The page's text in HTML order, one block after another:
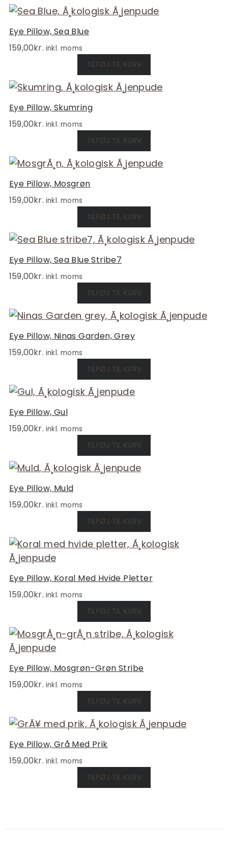
Eye Pillow, Sea Blue
159,00kr. inkl. moms
TILFØJ TIL KURV
Eye Pillow, Skumring
159,00kr. inkl. moms
TILFØJ TIL KURV
Eye Pillow, Mosgrøn
159,00kr. inkl. moms
TILFØJ TIL KURV
Eye Pillow, Sea Blue Stribe7
159,00kr. inkl. moms
TILFØJ TIL KURV
Eye Pillow, Ninas Garden, Grey
159,00kr. inkl. moms
TILFØJ TIL KURV
Eye Pillow, Gul
159,00kr. inkl. moms
TILFØJ TIL KURV
Eye Pillow, Muld
159,00kr. inkl. moms
TILFØJ TIL KURV
Eye Pillow, Koral Med Hvide Pletter
159,00kr. inkl. moms
TILFØJ TIL KURV
Eye Pillow, Mosgrøn-Grøn Stribe
159,00kr. inkl. moms
TILFØJ TIL KURV
Eye Pillow, Grå Med Prik
159,00kr. inkl. moms
TILFØJ TIL KURV